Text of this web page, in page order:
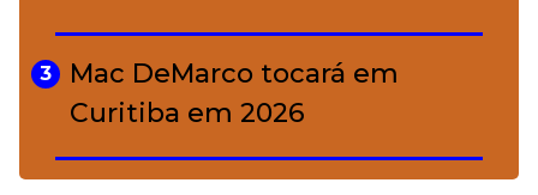
3
Mac DeMarco tocará em
Curitiba em 2026